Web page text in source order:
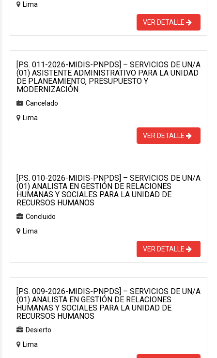
Lima
VER DETALLE
[P.S. 011-2026-MIDIS-PNPDS] – SERVICIOS DE UN/A
(01) ASISTENTE ADMINISTRATIVO PARA LA UNIDAD
DE PLANEAMIENTO, PRESUPUESTO Y
MODERNIZACIÓN
Cancelado
Lima
VER DETALLE
[P.S. 010-2026-MIDIS-PNPDS] – SERVICIOS DE UN/A
(01) ANALISTA EN GESTIÓN DE RELACIONES
HUMANAS Y SOCIALES PARA LA UNIDAD DE
RECURSOS HUMANOS
Concluido
Lima
VER DETALLE
[P.S. 009-2026-MIDIS-PNPDS] – SERVICIOS DE UN/A
(01) ANALISTA EN GESTIÓN DE RELACIONES
HUMANAS Y SOCIALES PARA LA UNIDAD DE
RECURSOS HUMANOS
Desierto
Lima